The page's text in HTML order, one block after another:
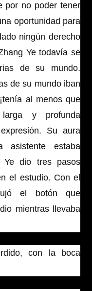
por no poder tener
oportunidad para
ningún derecho
Ye todavía se
de su mundo.
de su mundo iban
al menos que
larga y profunda
Su aura
asistente estaba
Ye dio tres pasos
el estudio. Con el
el botón que
mientras llevaba
con la boca